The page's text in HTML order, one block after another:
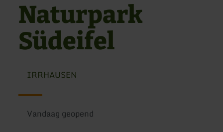
Naturpark
Südeifel
IRRHAUSEN
Vandaag geopend